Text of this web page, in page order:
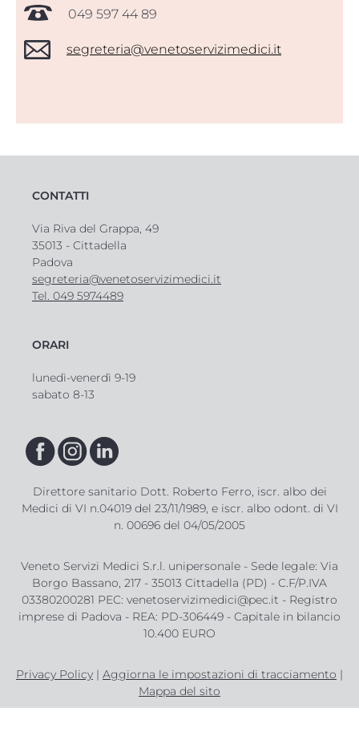
049 597 44 89
segreteria@venetoservizimedici.it
CONTATTI
Via Riva del Grappa, 49
35013 - Cittadella
Padova
segreteria@venetoservizimedici.it
Tel. 049 5974489
ORARI
lunedì-venerdì 9-19
sabato 8-13
Direttore sanitario Dott. Roberto Ferro, iscr. albo dei
Medici di VI n.04019 del 23/11/1989, e iscr. albo odont. di VI
n. 00696 del 04/05/2005
Veneto Servizi Medici S.r.l. unipersonale - Sede legale: Via
Borgo Bassano, 217 - 35013 Cittadella (PD) - C.F/P.IVA
03380200281 PEC: venetoservizimedici@pec.it - Registro
imprese di Padova - REA: PD-306449 - Capitale in bilancio
10.400 EURO
Privacy Policy | Aggiorna le impostazioni di tracciamento |
Mappa del sito